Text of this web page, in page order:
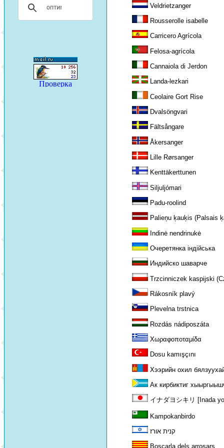
Veldrietzanger
Rousserolle isabelle
Carricero Agrícola
Felosa-agrícola
Cannaiola di Jerdon
Landa-lezkari
Ceolaire Gort Rise
Dvalsöngvari
Fältsångare
Åkersanger
Lille Rørsanger
Kenttäkerttunen
Siljuljómari
Padu-roolind
Palieņu ķauķis (Palsais
Indinė nendrinukė
Очеретянка індійська
Индийско шаварче
Trzcinniczek kaspijski
Rákosník plavý
Plevelna trstnica
Rozdás nádiposzáta
Χωραφοποταμίδα
Dosu kamışçını
Хээрийн охил
Ак кирбиктиг
イナダヨシキリ [Inada
Kampokanbirdo
קנית אורז
Boscarla dels arrosars